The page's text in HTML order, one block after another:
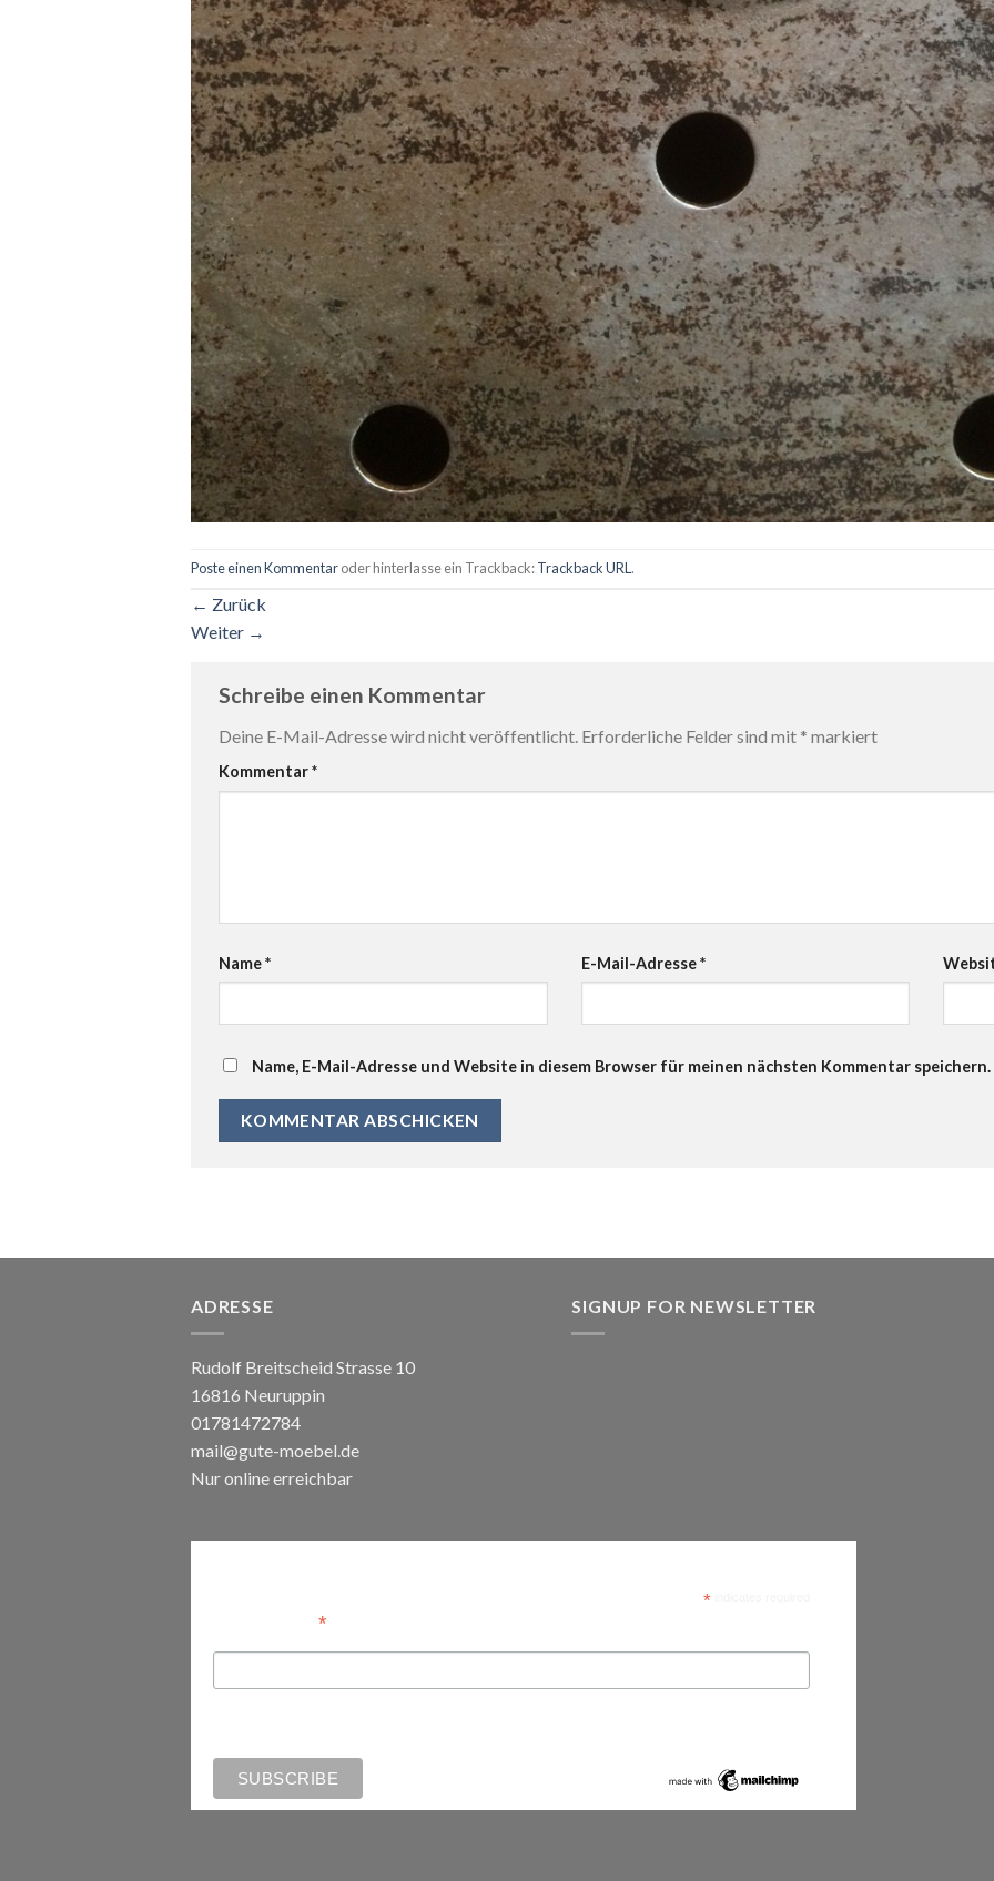
Poste einen Kommentaroder hinterlasse ein Trackback:Trackback URL .
← Zurück
Weiter →
Schreibe einen Kommentar
Deine E-Mail-Adresse wird nicht veröffentlicht. Erforderliche Felder sind mit * markiert
Kommentar*
Name* E-Mail-Adresse*
Name, E-Mail-Adresse und Website in diesem Browser für meinen nächsten Kommentar speichern.
ADRESSE
Rudolf Breitscheid Strasse 10
16816 Neuruppin
01781472784
mail@gute-moebel.de
Nur online erreichbar
SIGNUP FOR NEWSLETTER
*indicates required
*